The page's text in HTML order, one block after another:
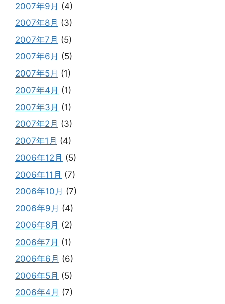
2007年9月 (4)
2007年8月 (3)
2007年7月 (5)
2007年6月 (5)
2007年5月 (1)
2007年4月 (1)
2007年3月 (1)
2007年2月 (3)
2007年1月 (4)
2006年12月 (5)
2006年11月 (7)
2006年10月 (7)
2006年9月 (4)
2006年8月 (2)
2006年7月 (1)
2006年6月 (6)
2006年5月 (5)
2006年4月 (7)